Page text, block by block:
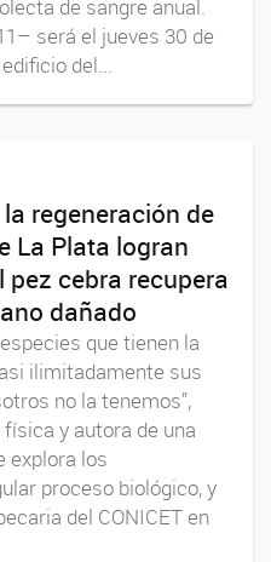
de sangre anual.
será el jueves 30 de
del...
regeneración de
La Plata logran
cebra recupera
dañado
que tienen la
ilimitadamente sus
no la tenemos”,
y autora de una
explora los
proceso biológico, y
del CONICET en